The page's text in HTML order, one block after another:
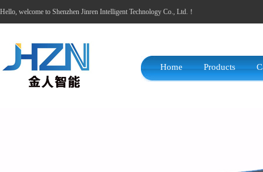
Hello, welcome to Shenzhen Jinren Intelligent Technology Co., Ltd.！
Home Products